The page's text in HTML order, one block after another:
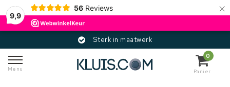
9,9
56 Reviews ×
Sterk in maatwerk
Menu
0
Panier